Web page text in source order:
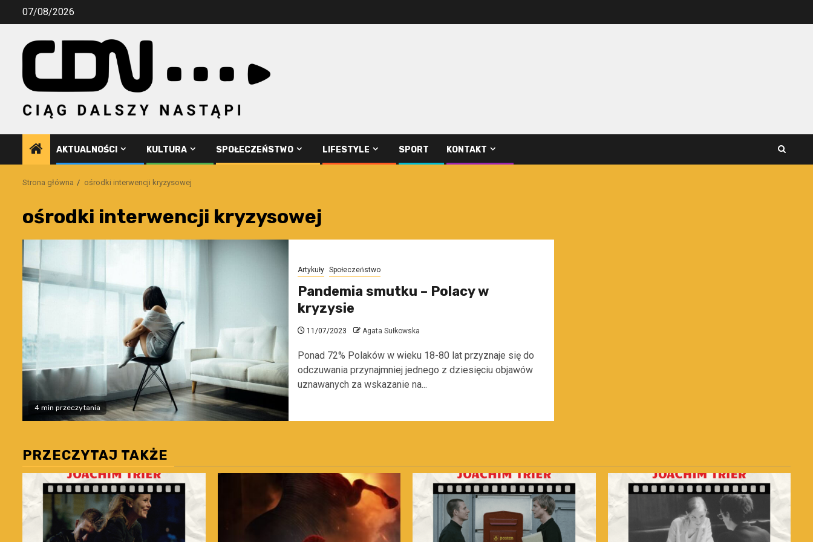
Przejdź07/08/2026
AKTUALNOŚCI KULTURA SPOŁECZEŃSTWO LIFESTYLE SPORT KONTAKT
Strona główna ośrodki interwencji kryzysowej
ośrodki interwencji kryzysowej
4 min przeczytania
Artykuły Społeczeństwo
Pandemia smutku – Polacy w
kryzysie
11/07/2023 Agata Sułkowska
Ponad 72% Polaków w wieku 18-80 lat przyznaje się do
odczuwania przynajmniej jednego z dziesięciu objawów
uznawanych za wskazanie na...
PRZECZYTAJ TAKŻE